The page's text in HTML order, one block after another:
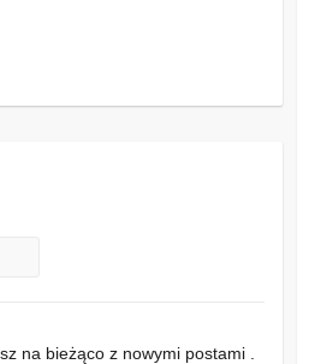
na bieżąco z nowymi postami .